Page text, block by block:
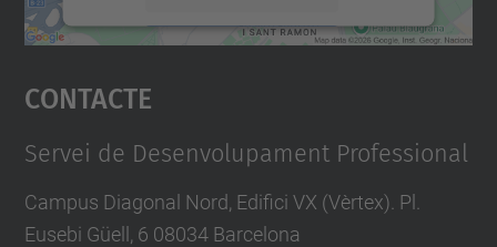
Accepta
powered by
Contacte
Servei de Desenvolupament Professional
Campus Diagonal Nord, Edifici VX (Vèrtex). Pl.
Eusebi Güell, 6 08034 Barcelona